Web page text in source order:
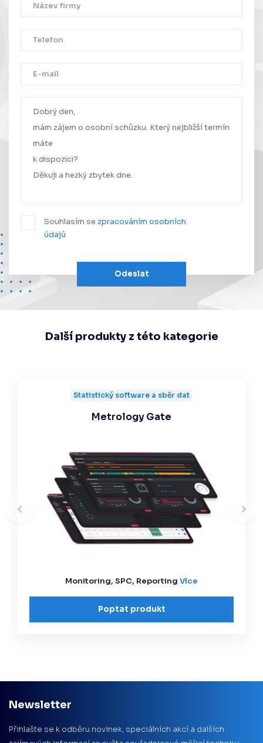
Souhlasím se zpracováním osobních
údajů
Odeslat
Vaše zpráva byla úspěšně odeslána.
Další produkty z této kategorie
Statistický software a sběr dat
Metrology Gate
Monitoring, SPC, Reporting Více
Poptat produkt
Newsletter
Přihlašte se k odběru novinek, speciálních akcí a dalších